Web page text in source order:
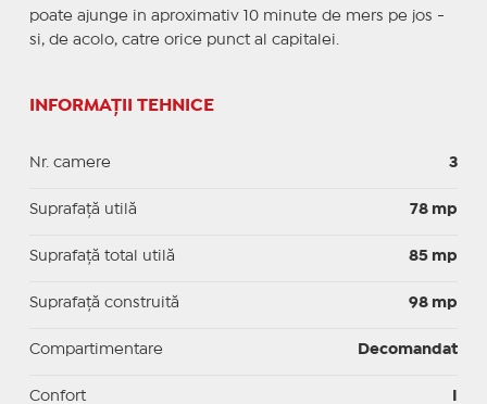
poate ajunge in aproximativ 10 minute de mers pe jos -
si, de acolo, catre orice punct al capitalei.
INFORMAȚII TEHNICE
Nr. camere 3
Suprafaţă utilă 78 mp
Suprafaţă total utilă 85 mp
Suprafaţă construită 98 mp
Compartimentare Decomandat
Confort